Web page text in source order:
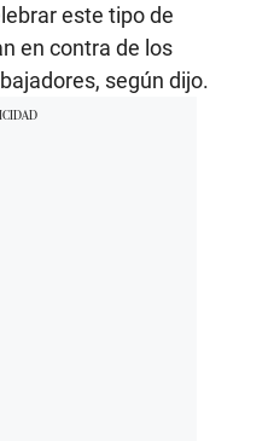
este tipo de
en contra de los
según dijo.